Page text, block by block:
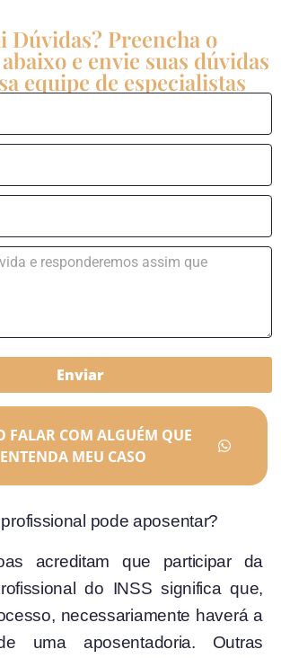
Dúvidas? Preencha o
e envie suas dúvidas
equipe de especialistas
Enviar
FALAR COM ALGUÉM QUE
ENTENDA MEU CASO
pode aposentar?
acreditam que participar da
do INSS significa que,
necessariamente haverá a
uma aposentadoria. Outras